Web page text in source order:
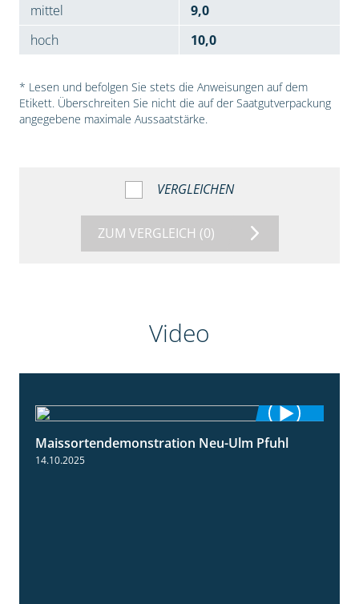
mittel
9,0
hoch
10,0
* Lesen und befolgen Sie stets die Anweisungen auf dem
Etikett. Überschreiten Sie nicht die auf der Saatgutverpackung
angegebene maximale Aussaatstärke.
VERGLEICHEN
ZUM VERGLEICH (0)
Video
7:10
Maissortendemonstration Neu-Ulm Pfuhl
14.10.2025